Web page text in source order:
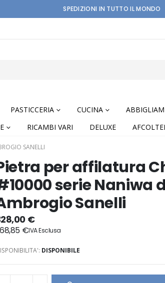
SPEDIZIONI IN TUTTO IL MONDO
PASTICCERIA CUCINA
RICAMBI VARI DELUXE
SANELLI
per affilatura
serie Naniwa
Sanelli
€
€
DISPONIBILE